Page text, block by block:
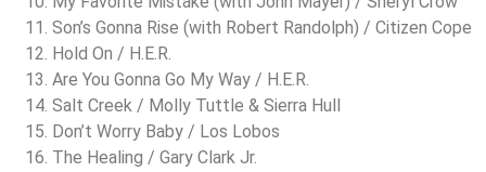
Son’s Gonna Rise (with Robert Randolph) / Citizen Cope
Hold On / H.E.R.
Are You Gonna Go My Way / H.E.R.
Salt Creek / Molly Tuttle & Sierra Hull
Don’t Worry Baby / Los Lobos
The Healing / Gary Clark Jr.